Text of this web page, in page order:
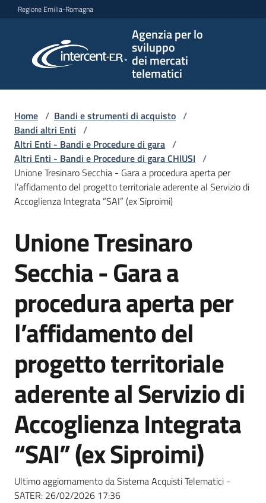
Vai al contenuto
Vai alla navigazione
Vai al footer
Regione Emilia-Romagna
Agenzia per lo
sviluppo
dei mercati
telematici
per lo
sviluppo
telematici
L'Agenzia
e
strumenti
acquisto
Supporto
Piattaforme
telematiche
site
Home / Bandi e strumenti di acquisto /
Bandi altri Enti /
Altri Enti - Bandi e Procedure di gara /
Altri Enti - Bandi e Procedure di gara CHIUSI /
Unione Tresinaro Secchia - Gara a procedura aperta per
l’affidamento del progetto territoriale aderente al Servizio di
Accoglienza Integrata “SAI” (ex Siproimi)
Salta al contenuto
Unione Tresinaro
Secchia - Gara a
procedura aperta per
l’affidamento del
progetto territoriale
aderente al Servizio di
Accoglienza Integrata
“SAI” (ex Siproimi)
Ultimo aggiornamento da Sistema Acquisti Telematici -
SATER: 26/02/2026 17:36